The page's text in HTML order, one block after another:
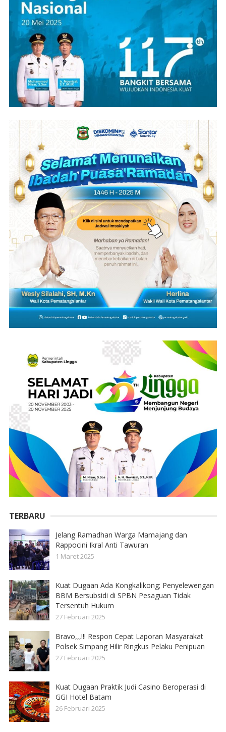
TERBARU
Jelang Ramadhan Warga Mamajang dan
Rappocini Ikral Anti Tawuran
1 Maret 2025
Kuat Dugaan Ada Kongkalikong; Penyelewengan
BBM Bersubsidi di SPBN Pesaguan Tidak
Tersentuh Hukum
27 Februari 2025
Bravo,,,!!! Respon Cepat Laporan Masyarakat
Polsek Simpang Hilir Ringkus Pelaku Penipuan
27 Februari 2025
Kuat Dugaan Praktik Judi Casino Beroperasi di
GGI Hotel Batam
26 Februari 2025